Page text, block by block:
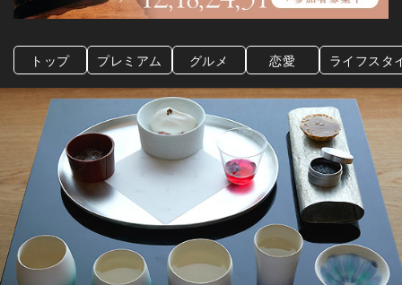
トップ プレミアム グルメ 恋愛 ライフスタ